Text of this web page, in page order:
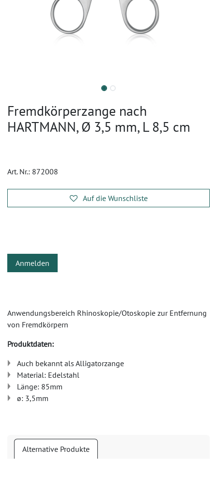
Fremdkörperzange nach
HARTMANN, Ø 3,5 mm, L 8,5 cm
Art. Nr.: 872008
Auf die Wunschliste
Anmelden
Anwendungsbereich Rhinoskopie/Otoskopie zur Entfernung
von Fremdkörpern
Produktdaten:
Auch bekannt als Alligatorzange
Material: Edelstahl
Länge: 85mm
ø: 3,5mm
Alternative Produkte